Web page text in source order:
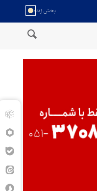
موشک بالستیک هدف قرار دادیم